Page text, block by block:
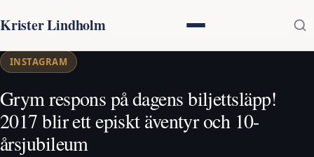
Krister Lindholm
INSTAGRAM
Grym respons på dagens biljettsläpp!
2017 blir ett episkt äventyr och 10-
årsjubileum